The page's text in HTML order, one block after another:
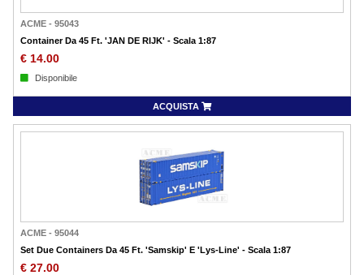
ACME - 95043
Container Da 45 Ft. 'JAN DE RIJK' - Scala 1:87
€ 14.00
Disponibile
ACQUISTA
ACME - 95044
Set Due Containers Da 45 Ft. 'Samskip' E 'Lys-Line' - Scala 1:87
€ 27.00